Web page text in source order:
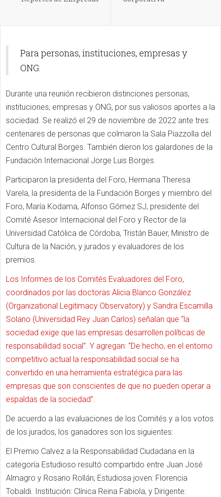
Para personas, instituciones, empresas y
ONG.
Durante una reunión recibieron distinciones personas,
instituciones, empresas y ONG, por sus valiosos aportes a la
sociedad. Se realizó el 29 de noviembre de 2022 ante tres
centenares de personas que colmaron la Sala Piazzolla del
Centro Cultural Borges. También dieron los galardones de la
Fundación Internacional Jorge Luis Borges.
Participaron la presidenta del Foro, Hermana Theresa
Varela, la presidenta de la Fundación Borges y miembro del
Foro, María Kodama, Alfonso Gómez SJ, presidente del
Comité Asesor Internacional del Foro y Rector de la
Universidad Católica de Córdoba, Tristán Bauer, Ministro de
Cultura de la Nación, y jurados y evaluadores de los
premios.
Los Informes de los Comités Evaluadores del Foro,
coordinados por las doctoras Alicia Blanco González
(Organizational Legitimacy Observatory) y Sandra Escamilla
Solano (Universidad Rey Juan Carlos) señalan que “la
sociedad exige que las empresas desarrollen políticas de
responsabilidad social”. Y agregan: “De hecho, en el entorno
competitivo actual la responsabilidad social se ha
convertido en una herramienta estratégica para las
empresas que son conscientes de que no pueden operar a
espaldas de la sociedad”.
De acuerdo a las evaluaciones de los Comités y a los votos
de los jurados, los ganadores son los siguientes:
El Premio Calvez a la Responsabilidad Ciudadana en la
categoría Estudioso resultó compartido entre Juan José
Almagro y Rosario Rollán; Estudiosa joven: Florencia
Tobaldi. Institución: Clínica Reina Fabiola, y Dirigente: